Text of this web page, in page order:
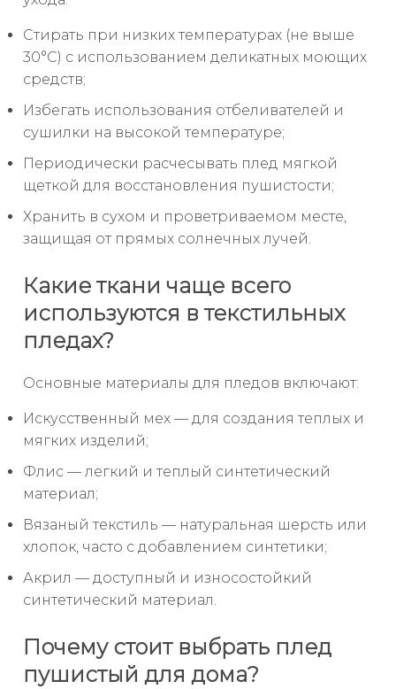
Стирать при низких температурах (не выше
30°C) с использованием деликатных моющих
средств;
Избегать использования отбеливателей и
сушилки на высокой температуре;
Периодически расчесывать плед мягкой
щеткой для восстановления пушистости;
Хранить в сухом и проветриваемом месте,
защищая от прямых солнечных лучей.
Какие ткани чаще всего
используются в текстильных
пледах?
Основные материалы для пледов включают:
Искусственный мех — для создания теплых и
мягких изделий;
Флис — легкий и теплый синтетический
материал;
Вязаный текстиль — натуральная шерсть или
хлопок, часто с добавлением синтетики;
Акрил — доступный и износостойкий
синтетический материал.
Почему стоит выбрать плед
пушистый для дома?